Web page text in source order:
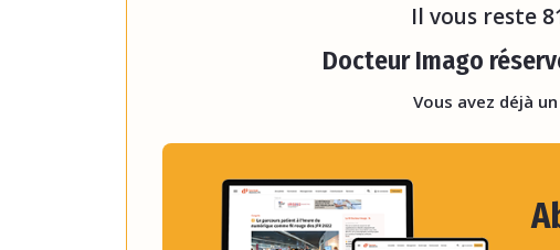
Il vous reste
Docteur Imago
Vous avez déjà